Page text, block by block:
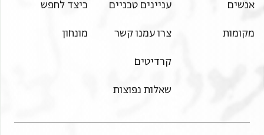
אנשים
מקומות
עניינים טכניים
צרו עמנו קשר
קרדיטים
שאלות נפוצות
כיצד לחפש
מונחון